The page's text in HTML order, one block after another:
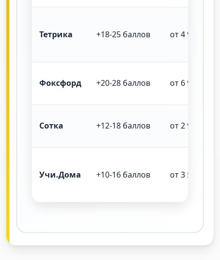
Тетрика +18-25 баллов от 4 900 ₽
Фоксфорд +20-28 баллов от 6 900 ₽
Сотка +12-18 баллов от 2 900 ₽
Учи.Дома +10-16 баллов от 3 500 ₽